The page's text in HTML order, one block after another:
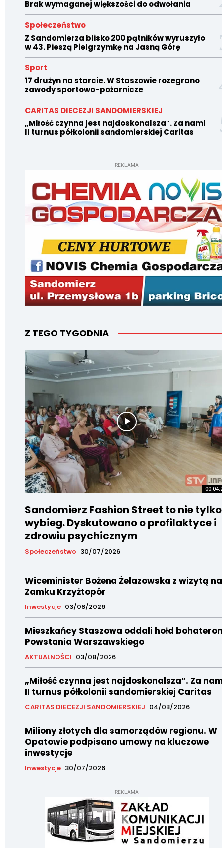
Brak wymaganej większości do odwołania
Społeczeństwo
Z Sandomierza blisko 200 pątników wyruszyło
w 43. Pieszą Pielgrzymkę na Jasną Górę
Sport
17 drużyn na starcie. W Staszowie rozegrano
zawody sportowo-pożarnicze
CARITAS DIECEZJI SANDOMIERSKIEJ
„Miłość czynna jest najdoskonalsza”. Za nami
II turnus półkolonii sandomierskiej Caritas
REKLAMA
Z TEGO TYGODNIA
Sandomierz Fashion Street to nie tylko
wybieg. Dyskutowano o profilaktyce i
zdrowiu psychicznym
Społeczeństwo 30/07/2026
Wiceminister Bożena Żelazowska z wizytą na
Zamku Krzyżtopór
Inwestycje 03/08/2026
Mieszkańcy Staszowa oddali hołd
Powstania Warszawskiego
AKTUALNOŚCI 03/08/2026
„Miłość czynna jest najdoskonalsza”. Za
II turnus półkolonii sandomierskiej Caritas
CARITAS DIECEZJI SANDOMIERSKIEJ 04/08/2026
Miliony złotych dla samorządów regionu. W
Opatowie podpisano umowy na kluczowe
inwestycje
Inwestycje 30/07/2026
REKLAMA